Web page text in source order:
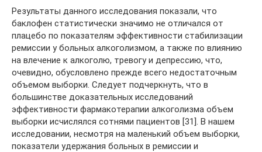
Результаты данного исследования показали, что
баклофен статистически значимо не отличался от
плацебо по показателям эффективности стабилизации
ремиссии у больных алкоголизмом, а также по влиянию
на влечение к алкоголю, тревогу и депрессию, что,
очевидно, обусловлено прежде всего недостаточным
объемом выборки. Следует подчеркнуть, что в
большинстве доказательных исследований
эффективности фармакотерапии алкоголизма объем
выборки исчислялся сотнями пациентов [31]. В нашем
исследовании, несмотря на маленький объем выборки,
показатели удержания больных в ремиссии и